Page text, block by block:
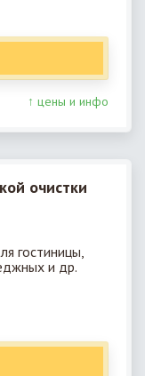
↑ цены и инфо
очистки
гостиницы,
и др.